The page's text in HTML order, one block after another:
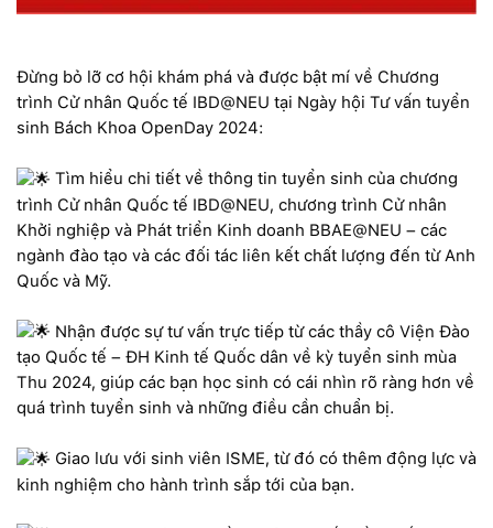
Đừng bỏ lỡ cơ hội khám phá và được bật mí về Chương
trình Cử nhân Quốc tế IBD@NEU tại Ngày hội Tư vấn tuyển
sinh Bách Khoa OpenDay 2024:
Tìm hiểu chi tiết về thông tin tuyển sinh của chương
trình Cử nhân Quốc tế IBD@NEU, chương trình Cử nhân
Khởi nghiệp và Phát triển Kinh doanh BBAE@NEU – các
ngành đào tạo và các đối tác liên kết chất lượng đến từ Anh
Quốc và Mỹ.
Nhận được sự tư vấn trực tiếp từ các thầy cô Viện Đào
tạo Quốc tế – ĐH Kinh tế Quốc dân về kỳ tuyển sinh mùa
Thu 2024, giúp các bạn học sinh có cái nhìn rõ ràng hơn về
quá trình tuyển sinh và những điều cần chuẩn bị.
Giao lưu với sinh viên ISME, từ đó có thêm động lực và
kinh nghiệm cho hành trình sắp tới của bạn.